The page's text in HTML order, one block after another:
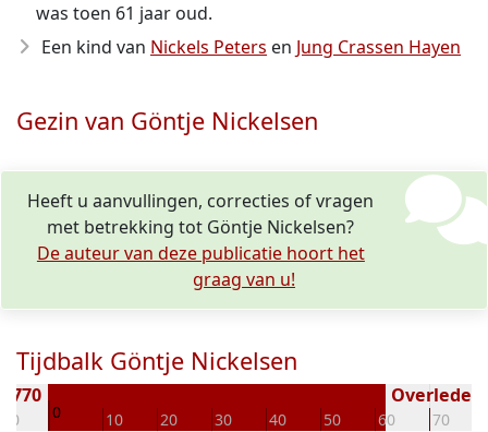
was toen 61 jaar oud.
Een kind van Nickels Peters en Jung Crassen Hayen
Gezin van Göntje Nickelsen
Heeft u aanvullingen, correcties of vragen
met betrekking tot Göntje Nickelsen?
De auteur van deze publicatie hoort het
graag van u!
Tijdbalk Göntje Nickelsen
0 10 20 30 40 50 60 70
Overleden